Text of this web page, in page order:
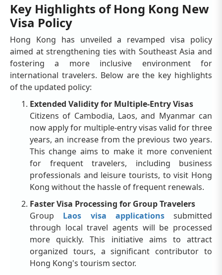
Key Highlights of Hong Kong New
Visa Policy
Hong Kong has unveiled a revamped visa policy
aimed at strengthening ties with Southeast Asia and
fostering a more inclusive environment for
international travelers. Below are the key highlights
of the updated policy:
Extended Validity for Multiple-Entry Visas
Citizens of Cambodia, Laos, and Myanmar can
now apply for multiple-entry visas valid for three
years, an increase from the previous two years.
This change aims to make it more convenient
for frequent travelers, including business
professionals and leisure tourists, to visit Hong
Kong without the hassle of frequent renewals.
Faster Visa Processing for Group Travelers
Group Laos visa applicationssubmitted
through local travel agents will be processed
more quickly. This initiative aims to attract
organized tours, a significant contributor to
Hong Kong's tourism sector.